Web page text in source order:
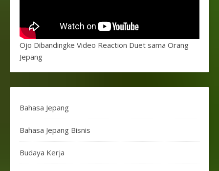
Ojo Dibandingke Video Reaction Duet sama Orang
Jepang
Bahasa Jepang
Bahasa Jepang Bisnis
Budaya Kerja